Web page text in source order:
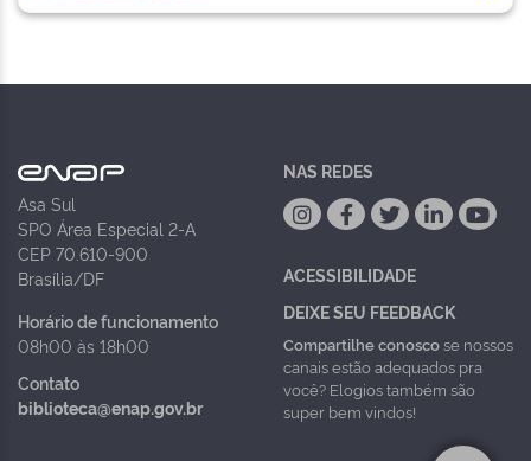
Asa Sul
SPO Área Especial 2-A
CEP 70.610-900
Brasília/DF
Horário de funcionamento
08h00 às 18h00
Contato
biblioteca@enap.gov.br
NAS REDES
ACESSIBILIDADE
DEIXE SEU FEEDBACK
Compartilhe conoscose nossos
canais estão adequados pra
você? Elogios também são
super bem vindos!